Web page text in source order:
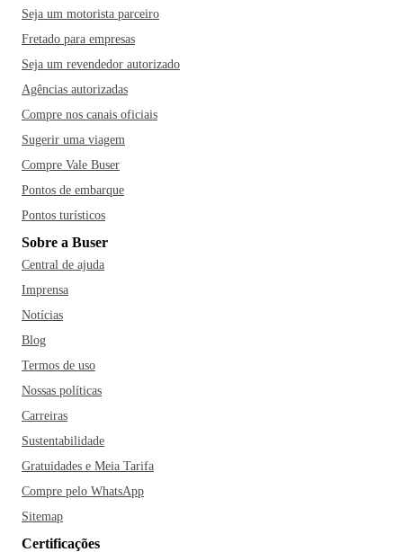
Seja um motorista parceiro
Fretado para empresas
Seja um revendedor autorizado
Agências autorizadas
Compre nos canais oficiais
Sugerir uma viagem
Compre Vale Buser
Pontos de embarque
Pontos turísticos
Sobre a Buser
Central de ajuda
Imprensa
Notícias
Blog
Termos de uso
Nossas políticas
Carreiras
Sustentabilidade
Gratuidades e Meia Tarifa
Compre pelo WhatsApp
Sitemap
Certificações